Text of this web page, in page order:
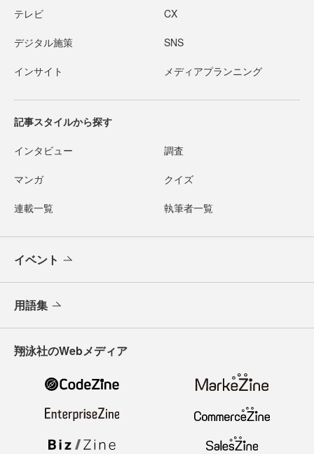
テレビ CX
デジタル施策 SNS
インサイト メディアプランニング
記事スタイルから探す
インタビュー 調査
マンガ クイズ
連載一覧 執筆者一覧
イベント
用語集
翔泳社のWebメディア